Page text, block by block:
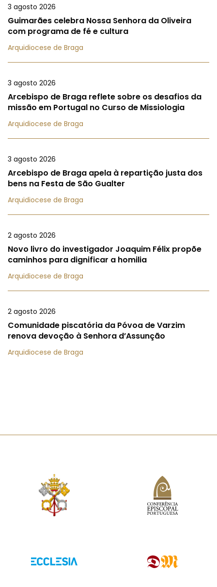
3 agosto 2026
Guimarães celebra Nossa Senhora da Oliveira
com programa de fé e cultura
Arquidiocese de Braga
3 agosto 2026
Arcebispo de Braga reflete sobre os desafios da
missão em Portugal no Curso de Missiologia
Arquidiocese de Braga
3 agosto 2026
Arcebispo de Braga apela à repartição justa dos
bens na Festa de São Gualter
Arquidiocese de Braga
2 agosto 2026
Novo livro do investigador Joaquim Félix propõe
caminhos para dignificar a homilia
Arquidiocese de Braga
2 agosto 2026
Comunidade piscatória da Póvoa de Varzim
renova devoção à Senhora d’Assunção
Arquidiocese de Braga